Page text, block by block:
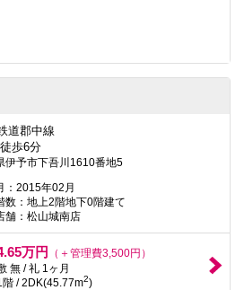
道郡中線
歩6分
伊予市下吾川1610番地5
：2015年02月
数：地上2階地下0階建て
舗：松山城南店
万円
（＋管理費3,500円）
無 / 礼 1ヶ月
階 / 2DK(45.77m2)